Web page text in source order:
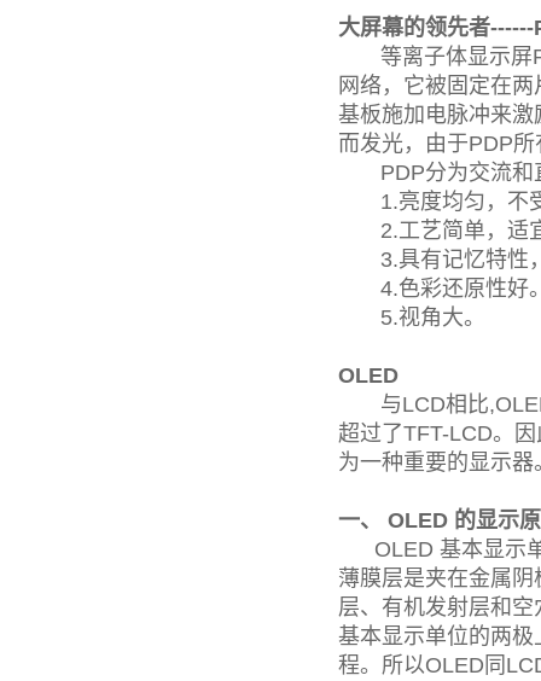
大屏幕的领先者------
等离子体显示屏
网络，它被固定在
基板施加电脉冲来
而发光，由于PDP
PDP分为交流和
1.亮度均匀，不受
2.工艺简单，适
3.具有记忆特性
4.色彩还原性好
5.视角大。
OLED
与LCD相比,OLED
超过了TFT-LCD。
为一种重要的显示器
一、 OLED 的显示
OLED 基本显示单
薄膜层是夹在金属
层、有机发射层和
基本显示单位的两
程。所以OLED同